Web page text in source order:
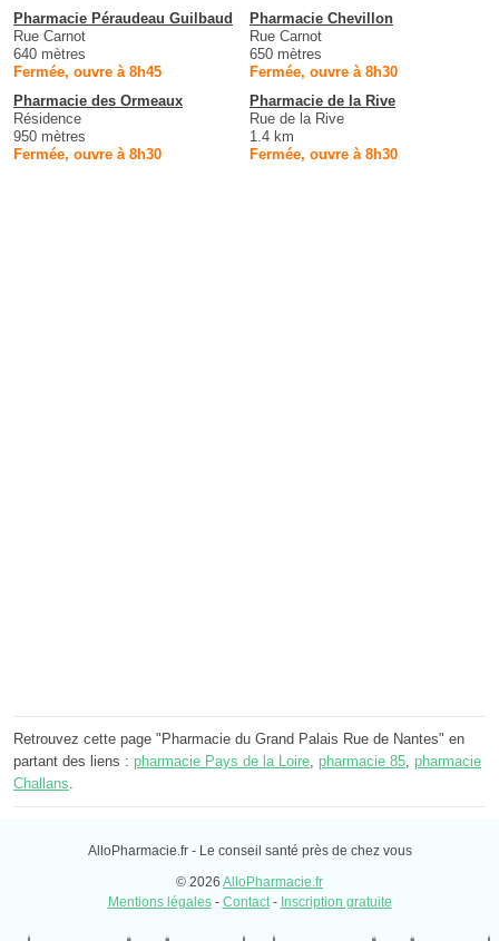
Pharmacie Péraudeau Guilbaud
Rue Carnot
640 mètres
Fermée, ouvre à 8h45
Pharmacie Chevillon
Rue Carnot
650 mètres
Fermée, ouvre à 8h30
Pharmacie des Ormeaux
Résidence
950 mètres
Fermée, ouvre à 8h30
Pharmacie de la Rive
Rue de la Rive
1.4 km
Fermée, ouvre à 8h30
Retrouvez cette page "Pharmacie du Grand Palais Rue de Nantes" en
partant des liens : pharmacie Pays de la Loire, pharmacie 85, pharmacie
Challans.
AlloPharmacie.fr - Le conseil santé près de chez vous
© 2026 AlloPharmacie.fr
Mentions légales- Contact- Inscription gratuite